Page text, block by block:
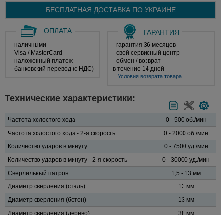
БЕСПЛАТНАЯ ДОСТАВКА ПО УКРАИНЕ
ОПЛАТА
- наличными
- Visa / MasterCard
- наложенный платеж
- банковский перевод (с НДС)
ГАРАНТИЯ
- гарантия 36 месяцев
- свой сервисный центр
- обмен / возврат
в течение 14 дней
Условия возврата товара
Технические характеристики:
Частота холостого хода
0 - 500 об./мин
Частота холостого хода - 2-я скорость
0 - 2000 об./мин
Количество ударов в минуту
0 - 7500 уд./мин
Количество ударов в минуту - 2-я скорость
0 - 30000 уд./мин
Сверлильный патрон
1,5 - 13 мм
Диаметр сверления (сталь)
13 мм
Диаметр сверления (бетон)
13 мм
Диаметр сверления (дерево)
38 мм